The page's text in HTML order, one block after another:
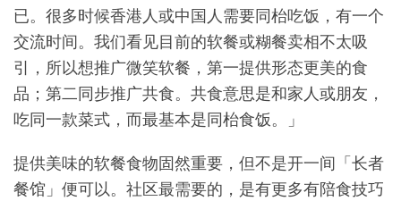
已。很多时候香港人或中国人需要同枱吃饭，有一个
交流时间。我们看见目前的软餐或糊餐卖相不太吸
引，所以想推广微笑软餐，第一提供形态更美的食
品；第二同步推广共食。共食意思是和家人或朋友，
吃同一款菜式，而最基本是同枱食饭。」
提供美味的软餐食物固然重要，但不是开一间「长者
餐馆」便可以。社区最需要的，是有更多有陪食技巧